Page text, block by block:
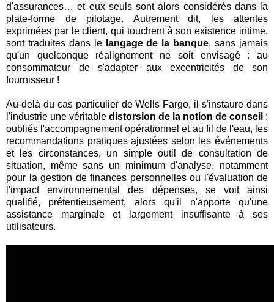
d'assurances… et eux seuls sont alors considérés dans la
plate-forme de pilotage. Autrement dit, les attentes
exprimées par le client, qui touchent à son existence intime,
sont traduites dans le langage de la banque, sans jamais
qu'un quelconque réalignement ne soit envisagé : au
consommateur de s'adapter aux excentricités de son
fournisseur !
Au-delà du cas particulier de Wells Fargo, il s'instaure dans
l'industrie une véritable distorsion de la notion de conseil :
oubliés l'accompagnement opérationnel et au fil de l'eau, les
recommandations pratiques ajustées selon les événements
et les circonstances, un simple outil de consultation de
situation, même sans un minimum d'analyse, notamment
pour la gestion de finances personnelles ou l'évaluation de
l'impact environnemental des dépenses, se voit ainsi
qualifié, prétentieusement, alors qu'il n'apporte qu'une
assistance marginale et largement insuffisante à ses
utilisateurs.